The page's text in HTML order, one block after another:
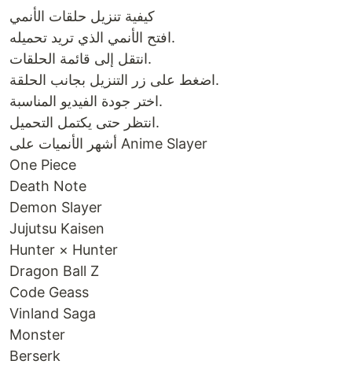
كيفية تنزيل حلقات الأنمي
افتح الأنمي الذي تريد تحميله.
انتقل إلى قائمة الحلقات.
اضغط على زر التنزيل بجانب الحلقة.
اختر جودة الفيديو المناسبة.
انتظر حتى يكتمل التحميل.
أشهر الأنميات على Anime Slayer
One Piece
Death Note
Demon Slayer
Jujutsu Kaisen
Hunter × Hunter
Dragon Ball Z
Code Geass
Vinland Saga
Monster
Berserk